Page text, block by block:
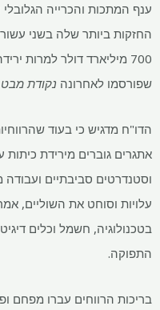
ענף המתכות והכרייה
החזקות ביותר שלה בשני
שפורסמו לאחרונה נקודת מבט
הדו"ח מדגיש כי בעוד
אתגרים גוברים מירידת כיתות
וסטנדרטים סביבתיים
עלויות וסוחט את השוליים,
בטכנולוגיה, חשמל וכלים
התפוקה.
בריכות הרווחים עברו מפחם